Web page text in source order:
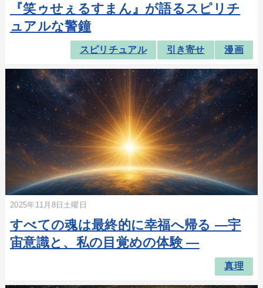
『笑ゥせぇるすまん』が語るスピリチ
ュアルな警鐘
スピリチュアル 引き寄せ 漫画
2025年11月8日土曜日
すべての魂は最終的に幸福へ帰る ―宇
宙意識と、私の目覚めの体験 ―
真理